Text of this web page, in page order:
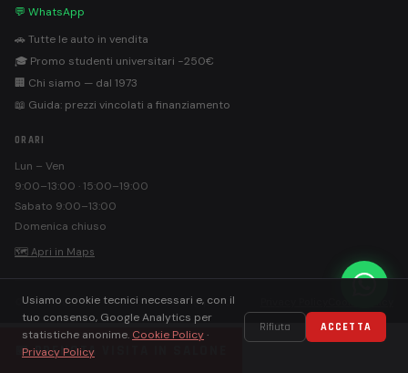
Usiamo cookie tecnici necessari e, con il
tuo consenso, Google Analytics per
statistiche anonime. Cookie Policy·
Privacy Policy
Rifiuta ACCETTA
💬 WhatsApp
🚗 Tutte le auto in vendita
🎓 Promo studenti universitari −250€
🏢 Chi siamo — dal 1973
📖 Guida: prezzi vincolati a finanziamento
ORARI
Lun – Ven
9:00–13:00 · 15:00–19:00
Sabato 9:00–13:00
Domenica chiuso
🗺 Apri in Maps
©Donolauto S.r.l. · PEC: donolautosrl@pec.it
📅 PRENOTA VISITA IN SALONE